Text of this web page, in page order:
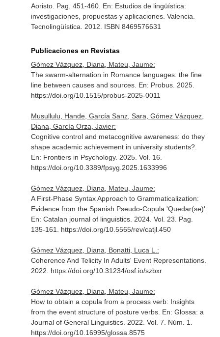
Aoristo. Pag. 451-460. En: Estudios de lingüística:
investigaciones, propuestas y aplicaciones. Valencia.
Tecnolingüística. 2012. ISBN 8469576631
Publicaciones en Revistas
Gómez Vázquez, Diana, Mateu, Jaume:
The swarm-alternation in Romance languages: the fine
line between causes and sources. En: Probus. 2025.
https://doi.org/10.1515/probus-2025-0011
Musullulu, Hande, García Sanz, Sara, Gómez Vázquez,
Diana, García Orza, Javier:
Cognitive control and metacognitive awareness: do they
shape academic achievement in university students?.
En: Frontiers in Psychology. 2025. Vol. 16.
https://doi.org/10.3389/fpsyg.2025.1633996
Gómez Vázquez, Diana, Mateu, Jaume:
A First-Phase Syntax Approach to Grammaticalization:
Evidence from the Spanish Pseudo-Copula 'Quedar(se)'.
En: Catalan journal of linguistics. 2024. Vol. 23. Pag.
135-161. https://doi.org/10.5565/rev/catjl.450
Gómez Vázquez, Diana, Bonatti, Luca L.:
Coherence And Telicity In Adults' Event Representations.
2022. https://doi.org/10.31234/osf.io/szbxr
Gómez Vázquez, Diana, Mateu, Jaume:
How to obtain a copula from a process verb: Insights
from the event structure of posture verbs. En: Glossa: a
Journal of General Linguistics. 2022. Vol. 7. Núm. 1.
https://doi.org/10.16995/glossa.8575